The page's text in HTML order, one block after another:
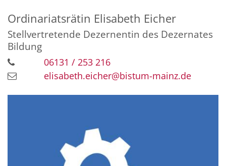
Ordinariatsrätin Elisabeth Eicher
Stellvertretende Dezernentin des Dezernates
Bildung
06131 / 253 216
elisabeth.eicher@bistum-mainz.de